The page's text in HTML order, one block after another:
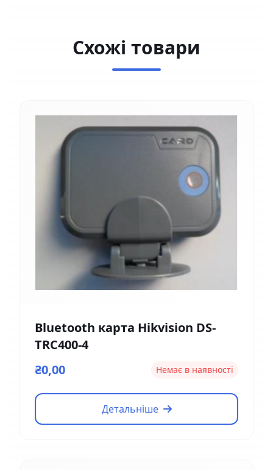
Схожі товари
Bluetooth карта Hikvision DS-
TRC400-4
₴0,00
Немає в наявності
Детальніше